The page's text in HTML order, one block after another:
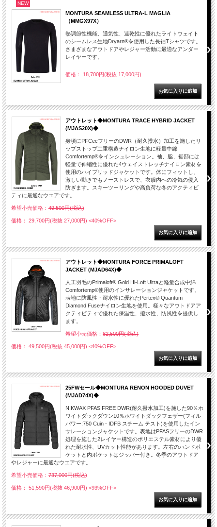
NEW
MONTURA SEAMLESS ULTRA-L MAGLIA
（MMGX97X）
熱調節性機能、通気性、速乾性に優れたライトウェイト
のシームレス生地Dryarn®を使用した長袖Tシャツです。
さまざまなアウトドアやレジャー活動に最適なアンダー
レイヤーです。
価格： 18,700円(税抜 17,000円)
アウトレット◆MONTURA TRACE HYBRID JACKET
(MJAS20X)◆
身頃にPFCecフリーのDWR（耐久撥水）加工を施したリ
ップストップ二重構造ナイロン生地に軽量中綿
Comfortemp®をインシュレーション。袖、脇、裾部には
軽量で伸縮性に優れた4ウェイストレッチナイロン素材を
使用のハイブリッドジャケットです。体にフィットし、
激しい動きでもノーストレスで、衣服内への冷気の侵入
防ぎます。スキーツーリングや高負荷な冬のアクティビ
ティに最適なウエアです。
希望小売価格： 49,500円(税込)
価格： 29,700円(税抜 27,000円) <40%OFF>
アウトレット◆MONTURA FORCE PRIMALOFT
JACKET (MJAD64X)◆
人工羽毛のPrimaloft® Gold Hi-Loft Ultraと軽量合成中綿
Comfortemp®使用のインサレーションジャケットです。
表地に防風性・耐水性に優れたPertex® Quantum
Diamond Fuseナイロン生地を使用。様々なアウトドアア
クティビティで優れた保温性、撥水性、防風性を提供し
ます。
希望小売価格： 82,500円(税込)
価格： 49,500円(税抜 45,000円) <40%OFF>
25FWセール◆MONTURA RENON HOODED DUVET
(MJAD74X)◆
NIKWAX PFAS FREE DWR(耐久撥水加工)を施した90％ホ
ワイトダックダウン10％ホワイトダックフェザー(フィル
パワー:750 Cuin - IDFB スチーム テスト)を使用したイン
サレーションジャケットです。表地はPFASフリーのDWR
処理を施した2レイヤー構造のポリエステル素材により優
れた耐水性、UVカット性能があります。左右のハンドポ
ケットと内ポケットはジッパー付き。冬季のアウトドア
やレジャーに最適なウエアです。
希望小売価格： 737,000円(税込)
価格： 51,590円(税抜 46,900円) <93%OFF>